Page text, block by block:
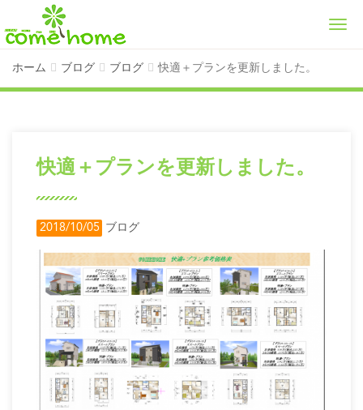
ホーム ブログ ブログ 快適＋プランを更新しました。
快適＋プランを更新しました。
2018/10/05 ブログ